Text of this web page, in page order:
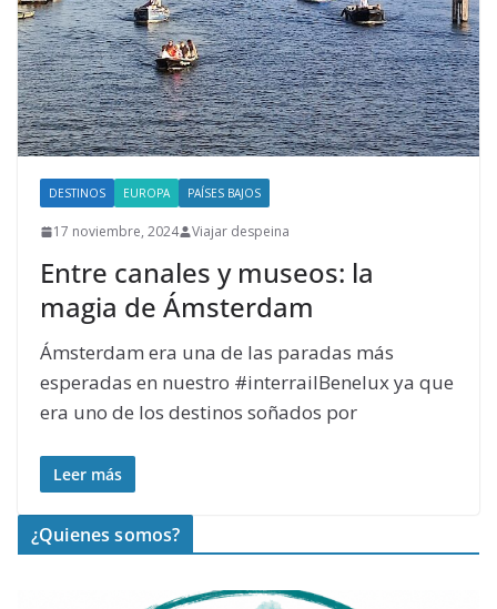
DESTINOS EUROPA PAÍSES BAJOS
17 noviembre, 2024 Viajar despeina
Entre canales y museos: la
magia de Ámsterdam
Ámsterdam era una de las paradas más
esperadas en nuestro #interrailBenelux ya que
era uno de los destinos soñados por
Leer más
¿Quienes somos?